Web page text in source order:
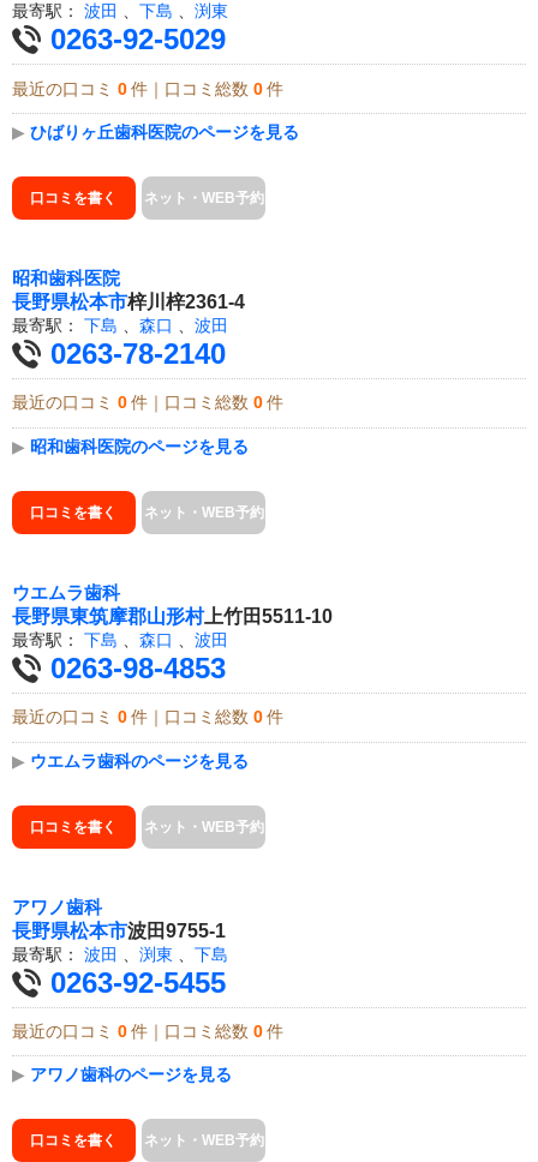
最寄駅： 波田 、 下島 、 渕東
0263-92-5029
最近の口コミ 0 件｜口コミ総数 0 件
▶ ひばりヶ丘歯科医院のページを見る
口コミを書く ネット・WEB予約
昭和歯科医院
長野県松本市梓川梓2361-4
最寄駅： 下島 森口 波田
0263-78-2140
最近の口コミ 0 件｜口コミ総数 0 件
▶ 昭和歯科医院のページを見る
口コミを書く ネット・WEB予約
ウエムラ歯科
長野県東筑摩郡山形村上竹田5511-10
最寄駅： 下島 森口 波田
0263-98-4853
最近の口コミ 0 件｜口コミ総数 0 件
▶ ウエムラ歯科のページを見る
口コミを書く ネット・WEB予約
アワノ歯科
長野県松本市波田9755-1
最寄駅： 波田 渕東 下島
0263-92-5455
最近の口コミ 0 件｜口コミ総数 0 件
▶ アワノ歯科のページを見る
口コミを書く ネット・WEB予約